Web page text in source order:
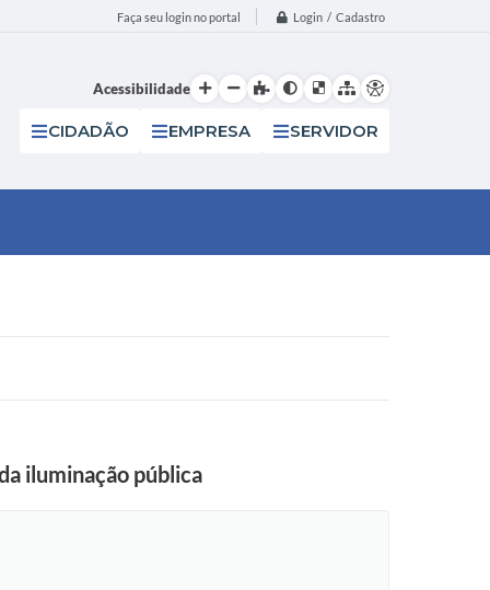
Faça seu login no portal Login / Cadastro
Acessibilidade
CIDADÃO EMPRESA SERVIDOR
iluminação pública